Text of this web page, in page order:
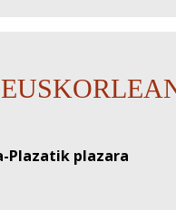
Plazatik plazara